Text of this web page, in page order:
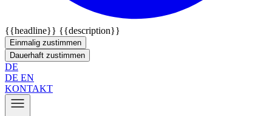
{{headline}} {{description}}
Einmalig zustimmen
Dauerhaft zustimmen
DE
DE EN
KONTAKT